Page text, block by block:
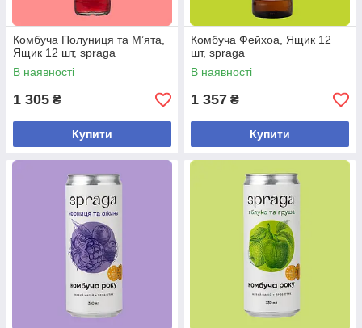
Комбуча Полуниця та М’ята,
Ящик 12 шт, spraga
В наявності
1 305 ₴
Купити
Комбуча Фейхоа, Ящик 12
шт, spraga
В наявності
1 357 ₴
Купити